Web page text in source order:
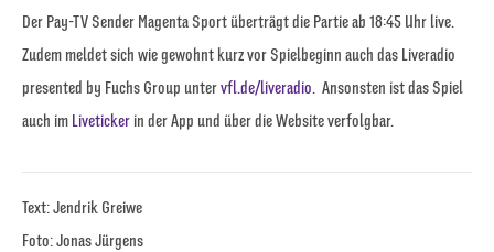
Der Pay-TV Sender Magenta Sport überträgt die Partie ab 18:45 Uhr live.
Zudem meldet sich wie gewohnt kurz vor Spielbeginn auch das Liveradio
presented by Fuchs Group untervfl.de/liveradio. Ansonsten ist das Spiel
auch im Liveticker in der App und über die Website verfolgbar.
Text: Jendrik Greiwe
Foto: Jonas Jürgens